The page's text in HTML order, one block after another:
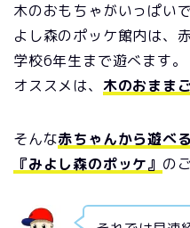
木のおもちゃがいっぱい
よし森のポッケ館内は、
学校6年生まで遊べます。
オススメは、 木のおまま
そんな赤ちゃんから遊べ
『みよし森のポッケ』 の